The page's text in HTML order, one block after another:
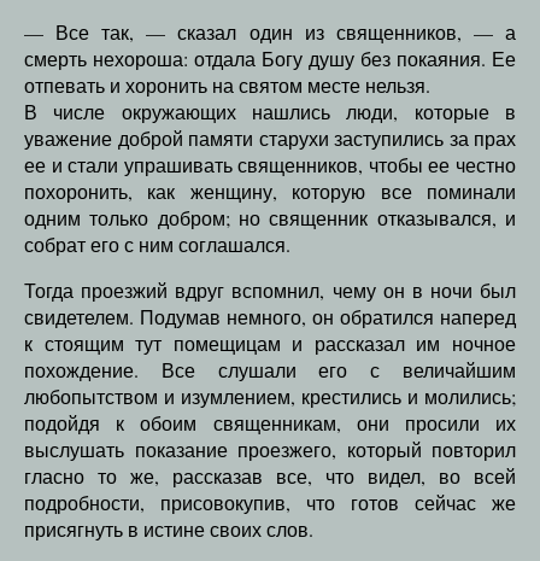
— Все так, — сказал один из священников, — а
смерть нехороша: отдала Богу душу без покаяния. Ее
отпевать и хоронить на святом месте нельзя.
В числе окружающих нашлись люди, которые в
уважение доброй памяти старухи заступились за прах
ее и стали упрашивать священников, чтобы ее честно
похоронить, как женщину, которую все поминали
одним только добром; но священник отказывался, и
собрат его с ним соглашался.
Тогда проезжий вдруг вспомнил, чему он в ночи был
свидетелем. Подумав немного, он обратился наперед
к стоящим тут помещицам и рассказал им ночное
похождение. Все слушали его с величайшим
любопытством и изумлением, крестились и молились;
подойдя к обоим священникам, они просили их
выслушать показание проезжего, который повторил
гласно то же, рассказав все, что видел, во всей
подробности, присовокупив, что готов сейчас же
присягнуть в истине своих слов.